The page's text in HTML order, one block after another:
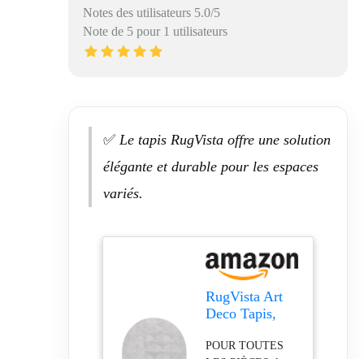
Notes des utilisateurs 5.0/5
Note de 5 pour 1 utilisateurs
✅ Le tapis RugVista offre une solution
élégante et durable pour les espaces
variés.
RugVista Art
Deco Tapis,
Gris/Argenté
POUR TOUTES